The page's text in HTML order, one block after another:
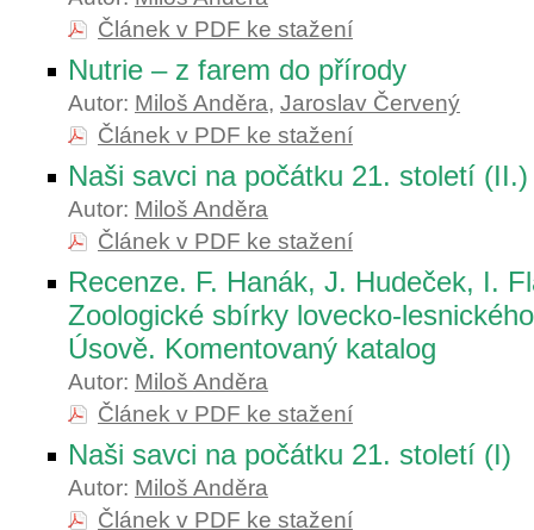
Článek v PDF ke stažení
Nutrie – z farem do přírody
Autor: Miloš Anděra, Jaroslav Červený
Článek v PDF ke stažení
Naši savci na počátku 21. století (II.)
Autor: Miloš Anděra
Článek v PDF ke stažení
Recenze. F. Hanák, J. Hudeček, I.
Zoologické sbírky lovecko-
Úsově. Komentovaný katalog
Autor: Miloš Anděra
Článek v PDF ke stažení
Naši savci na počátku 21. století (I)
Autor: Miloš Anděra
Článek v PDF ke stažení